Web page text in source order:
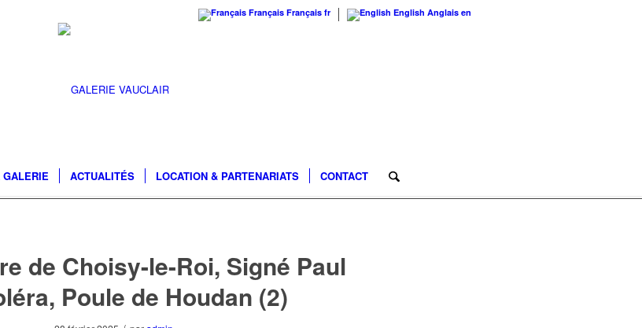
Français Français fr English Anglais en
GALERIE ACTUALITÉS LOCATION & PARTENARIATS CONTACT
de Choisy-le-Roi, Signé Paul
Poule de Houdan (2)